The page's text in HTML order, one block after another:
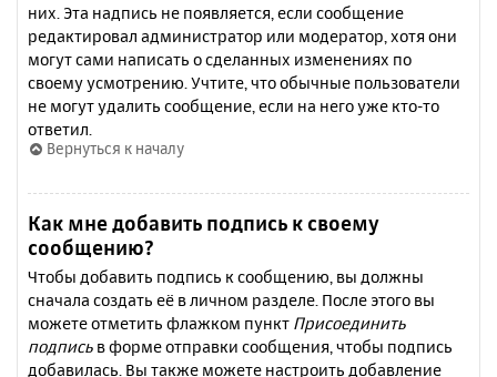
них. Эта надпись не появляется, если сообщение
редактировал администратор или модератор, хотя они
могут сами написать о сделанных изменениях по
своему усмотрению. Учтите, что обычные пользователи
не могут удалить сообщение, если на него уже кто-то
ответил.
Вернуться к началу
Как мне добавить подпись к своему
сообщению?
Чтобы добавить подпись к сообщению, вы должны
сначала создать её в личном разделе. После этого вы
можете отметить флажком пункт Присоединить
подпись в форме отправки сообщения, чтобы подпись
добавилась. Вы также можете настроить добавление